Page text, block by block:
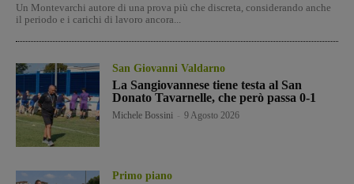
Un Montevarchi autore di una prova più che discreta, considerando anche
il periodo e i carichi di lavoro ancora...
San Giovanni Valdarno
La Sangiovannese tiene testa al San
Donato Tavarnelle, che però passa 0-1
Michele Bossini 9 Agosto 2026
Primo piano